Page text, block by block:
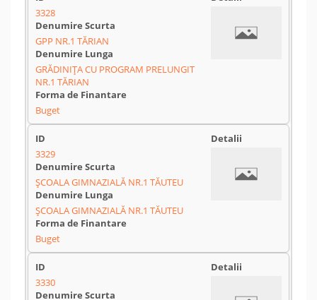
3328
GPP NR.1 TĂRIAN
GRĂDINIȚA CU PROGRAM PRELUNGIT
NR.1 TĂRIAN
Buget
3329
ȘCOALA GIMNAZIALĂ NR.1 TĂUTEU
ȘCOALA GIMNAZIALĂ NR.1 TĂUTEU
Buget
3330